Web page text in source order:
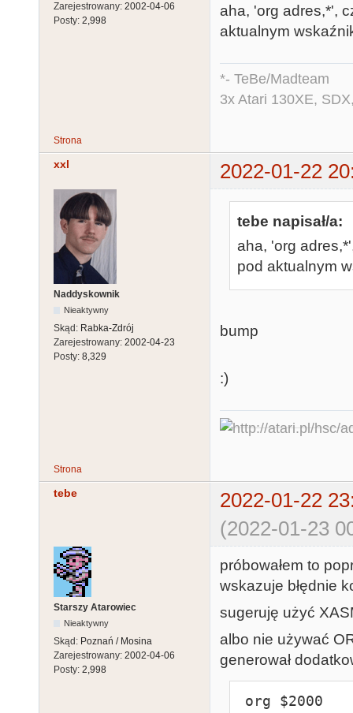
Zarejestrowany: 2002-04-06
Posty: 2,998
aha, 'org adres,*',
aktualnym
*- TeBe/Madteam
3x Atari 130XE,
Strona
xxl 2022-01-22
Naddyskownik
Nieaktywny
Skąd: Rabka-Zdrój
Zarejestrowany: 2002-04-23
Posty: 8,329
tebe napisał/a:
aha, 'org
pod aktualnym
bump
:)
Strona
tebe
2022-01-22
(2022-01-23
Starszy Atarowiec
Nieaktywny
Skąd: Poznań / Mosina
Zarejestrowany: 2002-04-06
Posty: 2,998
próbowałem to
wskazuje błędnie
sugeruję użyć
albo nie używać
generował